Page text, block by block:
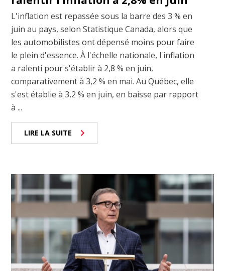
L'inflation est repassée sous la barre des 3 % en
juin au pays, selon Statistique Canada, alors que
les automobilistes ont dépensé moins pour faire
le plein d'essence. À l'échelle nationale, l'inflation
a ralenti pour s'établir à 2,8 % en juin,
comparativement à 3,2 % en mai. Au Québec, elle
s'est établie à 3,2 % en juin, en baisse par rapport
à ...
LIRE LA SUITE